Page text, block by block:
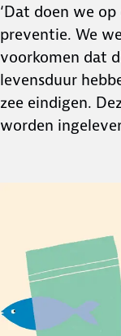
‘Dat doen we
preventie. We
voorkomen dat
levensduur
zee eindigen.
worden